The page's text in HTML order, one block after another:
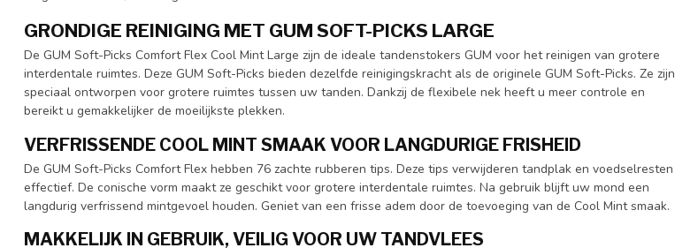
GRONDIGE REINIGING MET GUM SOFT-PICKS LARGE
De GUM Soft-Picks Comfort Flex Cool Mint Large zijn de ideale tandenstokers GUM voor het reinigen van grotere
interdentale ruimtes. Deze GUM Soft-Picks bieden dezelfde reinigingskracht als de originele GUM Soft-Picks. Ze zijn
speciaal ontworpen voor grotere ruimtes tussen uw tanden. Dankzij de flexibele nek heeft u meer controle en
bereikt u gemakkelijker de moeilijkste plekken.
VERFRISSENDE COOL MINT SMAAK VOOR LANGDURIGE FRISHEID
De GUM Soft-Picks Comfort Flex hebben 76 zachte rubberen tips. Deze tips verwijderen tandplak en voedselresten
effectief. De conische vorm maakt ze geschikt voor grotere interdentale ruimtes. Na gebruik blijft uw mond een
langdurig verfrissend mintgevoel houden. Geniet van een frisse adem door de toevoeging van de Cool Mint smaak.
MAKKELIJK IN GEBRUIK, VEILIG VOOR UW TANDVLEES